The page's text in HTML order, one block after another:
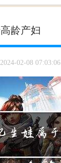
龄产妇
2024-02-08 07:03:06